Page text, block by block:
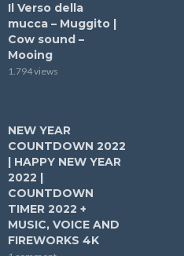
Il Verso della
mucca – Muggito |
Cow sound –
Mooing
1.794 views
NEW YEAR
COUNTDOWN 2022
| HAPPY NEW YEAR
2022 |
COUNTDOWN
TIMER 2022 +
MUSIC, VOICE AND
FIREWORKS 4K